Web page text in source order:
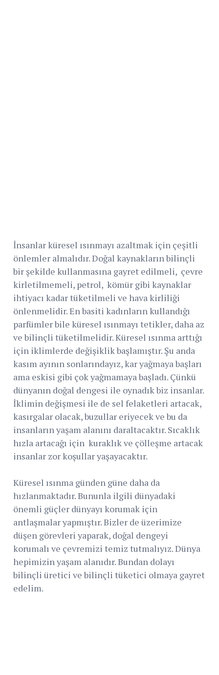
İnsanlar küresel ısınmayı azaltmak için çeşitli
önlemler almalıdır. Doğal kaynakların bilinçli
bir şekilde kullanmasına gayret edilmeli, çevre
kirletilmemeli, petrol, kömür gibi kaynaklar
ihtiyacı kadar tüketilmeli ve hava kirliliği
önlenmelidir. En basiti kadınların kullandığı
parfümler bile küresel ısınmayı tetikler, daha az
ve bilinçli tüketilmelidir. Küresel ısınma arttığı
için iklimlerde değişiklik başlamıştır. Şu anda
kasım ayının sonlarındayız, kar yağmaya başları
ama eskisi gibi çok yağmamaya başladı. Çünkü
dünyanın doğal dengesi ile oynadık biz insanlar.
İklimin değişmesi ile de sel felaketleri artacak,
kasırgalar olacak, buzullar eriyecek ve bu da
insanların yaşam alanını daraltacaktır. Sıcaklık
hızla artacağı için kuraklık ve çölleşme artacak
insanlar zor koşullar yaşayacaktır.
Küresel ısınma günden güne daha da
hızlanmaktadır. Bununla ilgili dünyadaki
önemli güçler dünyayı korumak için
antlaşmalar yapmıştır. Bizler de üzerimize
düşen görevleri yaparak, doğal dengeyi
korumalı ve çevremizi temiz tutmalıyız. Dünya
hepimizin yaşam alanıdır. Bundan dolayı
bilinçli üretici ve bilinçli tüketici olmaya gayret
edelim.